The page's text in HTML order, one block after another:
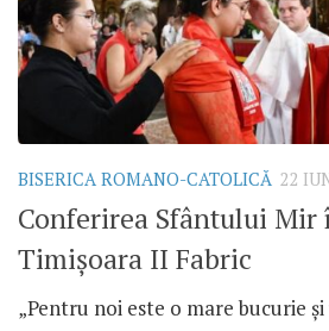
BISERICA ROMANO-CATOLICĂ 22
Conferirea Sfântului Mir
Timișoara II Fabric
„Pentru noi este o mare bucurie